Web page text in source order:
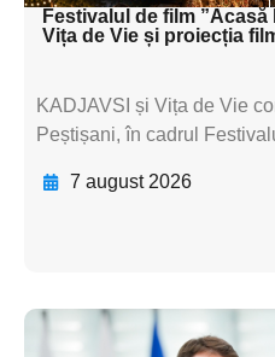
Festivalul de film
Vița de Vie și proiecția
KADJAVSI și Vița de Vie
Peștișani, în cadrul
7 august 2026